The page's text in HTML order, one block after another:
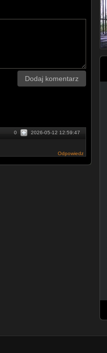
Dodaj komentarz
2026-05-12 12:59:47
0
Odpowiedz